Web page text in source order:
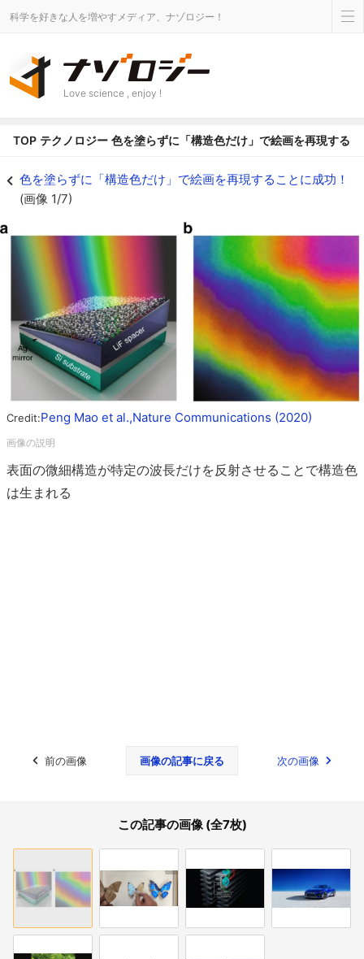
科学を好きな人を増やすメディア、ナゾロジー！
Love science , enjoy !
TOP テクノロジー 色を塗らずに「構造色だけ」で絵画を再現する
色を塗らずに「構造色だけ」で絵画を再現することに成功！
(画像 1/7)
Credit:Peng Mao et al.,Nature Communications (2020)
表面の微細構造が特定の波長だけを反射させることで構造色
は生まれる
前の画像 画像の記事に戻る 次の画像
この記事の画像 (全7枚)